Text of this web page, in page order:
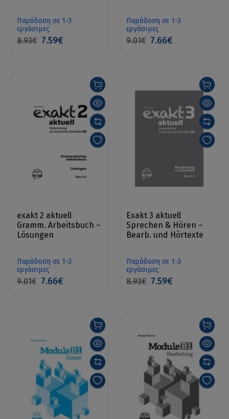
Παράδοση σε 1-3
εργάσιμες
8.93€ 7.59€
Παράδοση σε 1-3
εργάσιμες
9.01€ 7.66€
exakt 2 aktuell
Gramm. Arbeitsbuch –
Lösungen
Παράδοση σε 1-3
εργάσιμες
9.01€ 7.66€
Exakt 3 aktuell
Sprechen & Hören –
Bearb. und Hörtexte
Παράδοση σε 1-3
εργάσιμες
8.93€ 7.59€